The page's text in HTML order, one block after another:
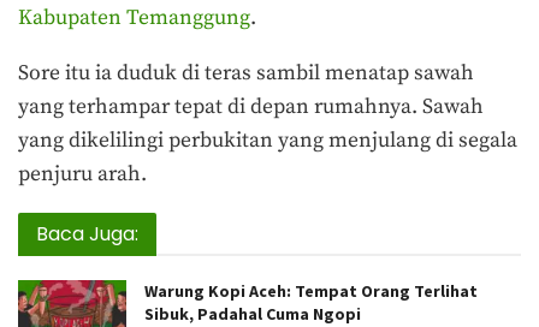
Kabupaten Temanggung.
Sore itu ia duduk di teras sambil menatap sawah
yang terhampar tepat di depan rumahnya. Sawah
yang dikelilingi perbukitan yang menjulang di segala
penjuru arah.
Baca Juga:
Warung Kopi Aceh: Tempat Orang Terlihat
Sibuk, Padahal Cuma Ngopi